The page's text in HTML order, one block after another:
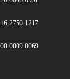
2750 1217
0009 0069